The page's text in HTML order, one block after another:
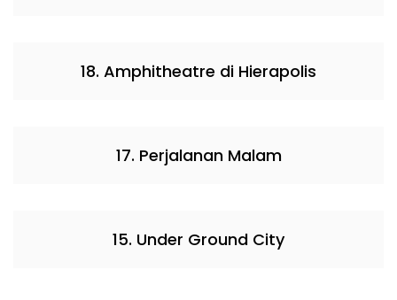
18. Amphitheatre di Hierapolis
17. Perjalanan Malam
15. Under Ground City